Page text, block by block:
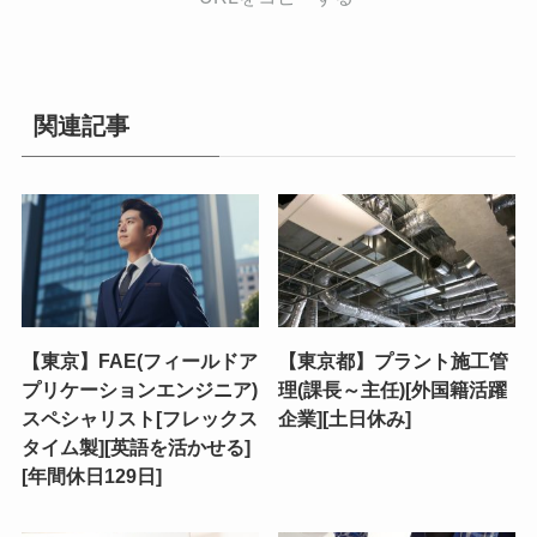
関連記事
【東京】FAE(フィールドア
プリケーションエンジニア)
スペシャリスト[フレックス
タイム製][英語を活かせる]
[年間休日129日]
【東京都】プラント施工管
理(課長～主任)[外国籍活躍
企業][土日休み]